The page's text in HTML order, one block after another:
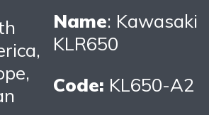
Name: Kawasaki
KLR650
Code: KL650-A2